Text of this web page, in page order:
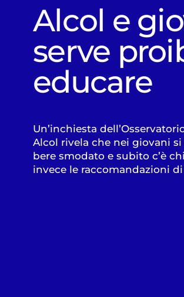
Alcol e
serve
educare
Un’inchiesta
Alcol rivela che nei giovani
bere smodato e subito c’è
invece le raccomandazioni